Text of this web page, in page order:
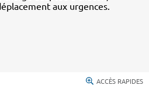
aux urgences.
ACCÈS RAPIDES